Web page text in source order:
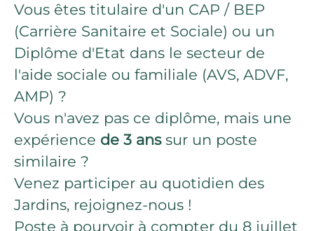
Vous êtes titulaire d'un CAP / BEP
(Carrière Sanitaire et Sociale) ou un
Diplôme d'Etat dans le secteur de
l'aide sociale ou familiale (AVS, ADVF,
AMP) ?
Vous n'avez pas ce diplôme, mais une
expérience de 3 anssur un poste
similaire ?
Venez participer au quotidien des
Jardins, rejoignez-nous !
Poste à pourvoir à compter du 8 juillet